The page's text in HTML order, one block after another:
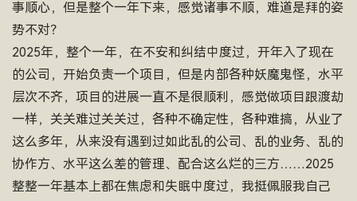
事顺心，但是整个一年下来，感觉诸事不顺，难道是拜的姿
势不对？
2025年，整个一年，在不安和纠结中度过，开年入了现在
的公司，开始负责一个项目，但是内部各种妖魔鬼怪，水平
层次不齐，项目的进展一直不是很顺利，感觉做项目跟渡劫
一样，关关难过关关过，各种不确定性，各种难搞，从业了
这么多年，从来没有遇到过如此乱的公司、乱的业务、乱的
协作方、水平这么差的管理、配合这么烂的三方……2025
整整一年基本上都在焦虑和失眠中度过，我挺佩服我自己